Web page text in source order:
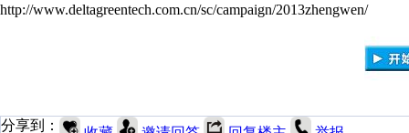
http://www.deltagreentech.com.cn/sc/campaign/2013zhengwen/
分享到：